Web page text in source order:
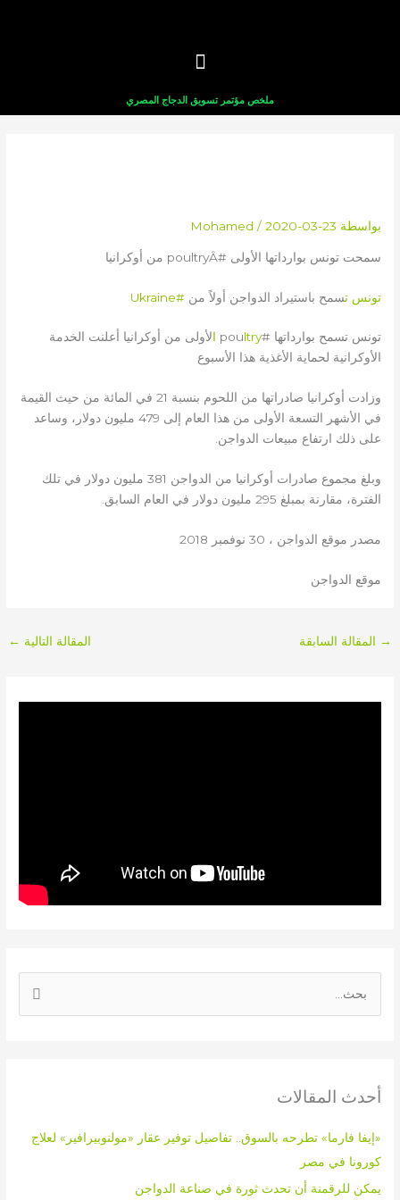
ملخص مؤتمر تسويق الدجاج المصري
بواسطة Mohamed / 2020-03-23
سمحت تونس بوارداتها الأولى #poultryÂ من أوكرانيا
تونس تسمح باستيراد الدواجن أولاً من #Ukraine
تونس تسمح بوارداتها #poultry ا
لأولى من أوكرانيا أعلنت الخدمة
الأوكرانية لحماية الأغذية هذا الأسبوع
وزادت أوكرانيا صادراتها من اللحوم بنسبة 21 في المائة من حيث القيمة
في الأشهر التسعة الأولى من هذا العام إلى 479 مليون دولار، وساعد
على ذلك ارتفاع مبيعات الدواجن.
وبلغ مجموع صادرات أوكرانيا من الدواجن 381 مليون دولار في تلك
الفترة، مقارنة بمبلغ 295 مليون دولار في العام السابق.
مصدر موقع الدواجن ، 30 نوفمبر 2018
موقع الدواجن
→ المقالة السابقة المقالة التالية ←
ث
ن
:
أحدث المقالات
«إيفا فارما» تطرحه بالسوق.. تفاصيل توفير عقار «مولنوبيرافير» لعلاج
كورونا في مصر
يمكن للرقمنة أن تحدث ثورة في صناعة الدواجن